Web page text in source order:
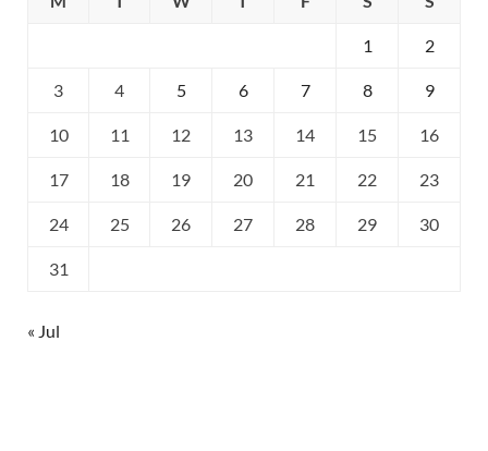
1 2
3 4 5 6 7 8 9
10 11 12 13 14 15 16
17 18 19 20 21 22 23
24 25 26 27 28 29 30
31
« Jul